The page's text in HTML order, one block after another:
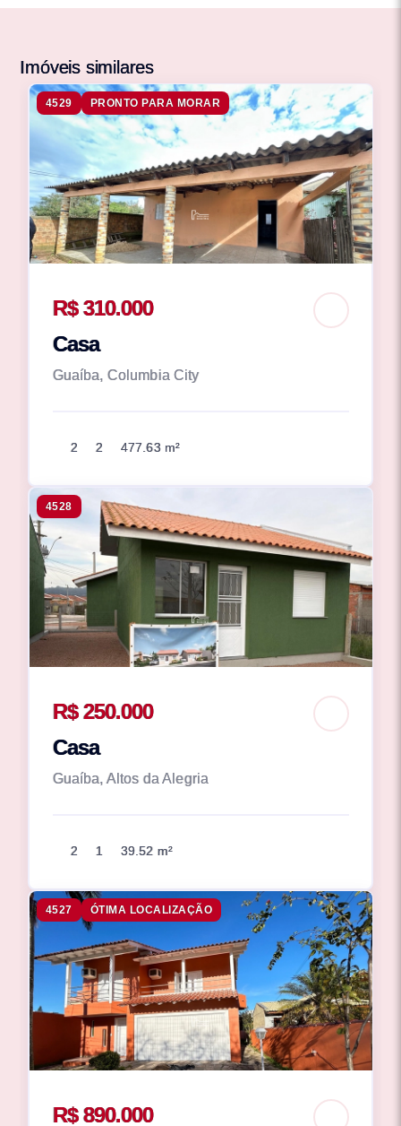
Imóveis similares
4529 PRONTO PARA MORAR
R$ 310.000
Casa
Guaíba, Columbia City
2 2 477.63 m²
4528
R$ 250.000
Casa
Guaíba, Altos da Alegria
2 1 39.52 m²
4527 ÓTIMA LOCALIZAÇÃO
R$ 890.000